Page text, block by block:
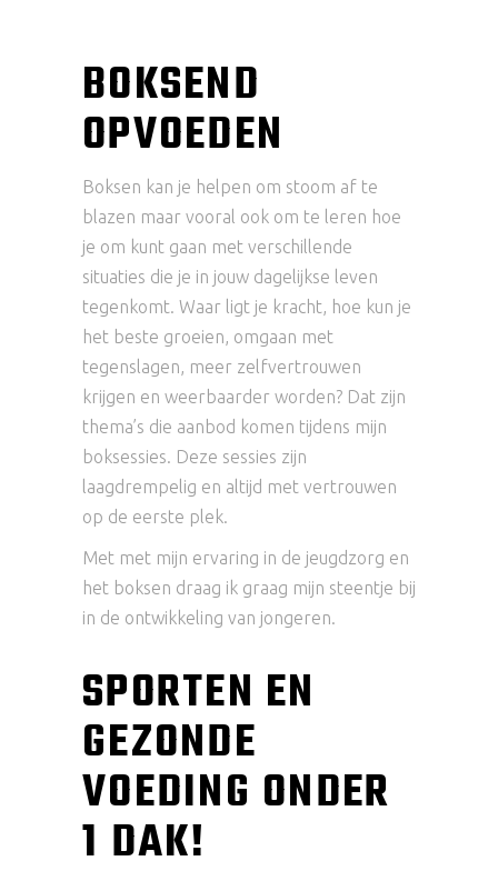
BOKSEND
OPVOEDEN
Boksen kan je helpen om stoom af te
blazen maar vooral ook om te leren hoe
je om kunt gaan met verschillende
situaties die je in jouw dagelijkse leven
tegenkomt. Waar ligt je kracht, hoe kun je
het beste groeien, omgaan met
tegenslagen, meer zelfvertrouwen
krijgen en weerbaarder worden? Dat zijn
thema’s die aanbod komen tijdens mijn
boksessies. Deze sessies zijn
laagdrempelig en altijd met vertrouwen
op de eerste plek.
Met met mijn ervaring in de jeugdzorg en
het boksen draag ik graag mijn steentje bij
in de ontwikkeling van jongeren.
SPORTEN EN
GEZONDE
VOEDING ONDER
1 DAK!